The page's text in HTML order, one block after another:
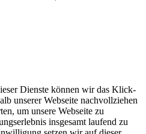
Dienste können wir das Klick-
unserer Webseite nachvollziehen
um unsere Webseite zu
insgesamt laufend zu